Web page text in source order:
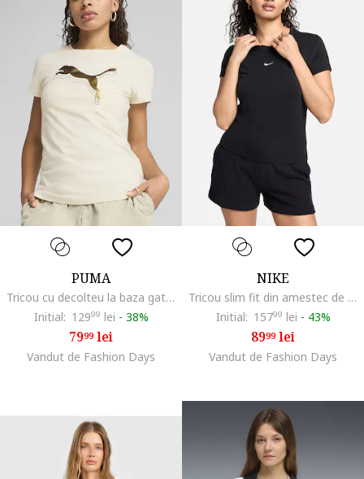
PUMA
Tricou cu decolteu la baza gatului si imprimeu logo, Auriu/Crem
Initial: 12999 lei - 38%
7999lei
Vandut de Fashion Days
NIKE
Tricou slim fit din amestec de modal, Negru/Alb optic
Initial: 15799 lei - 43%
8999lei
Vandut de Fashion Days